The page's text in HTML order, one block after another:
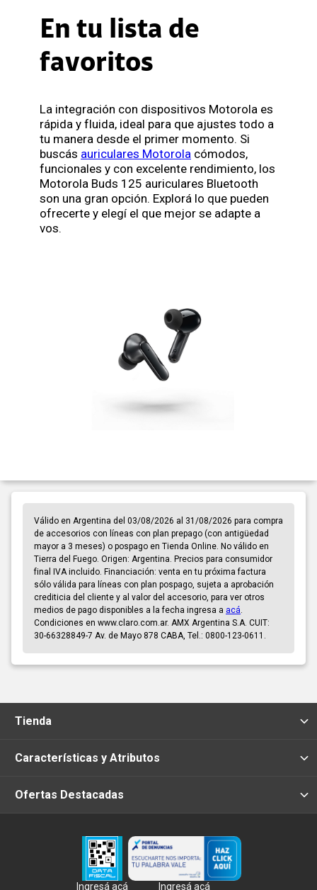
En tu lista de
favoritos
La integración con dispositivos Motorola es
rápida y fluida, ideal para que ajustes todo a
tu manera desde el primer momento. Si
buscás auriculares Motorola cómodos,
funcionales y con excelente rendimiento, los
Motorola Buds 125 auriculares Bluetooth
son una gran opción. Explorá lo que pueden
ofrecerte y elegí el que mejor se adapte a
vos.
Válido en Argentina del 03/08/2026 al 31/08/2026 para compra
de accesorios con líneas con plan prepago (con antigüedad
mayor a 3 meses) o pospago en Tienda Online. No válido en
Tierra del Fuego. Origen: Argentina. Precios para consumidor
final IVA incluido. Financiación: venta en tu próxima factura
sólo válida para líneas con plan pospago, sujeta a aprobación
crediticia del cliente y al valor del accesorio, para ver otros
medios de pago disponibles a la fecha ingresa a acá
Condiciones en www.claro.com.ar. AMX Argentina S.A. CUIT:
30-66328849-7 Av. de Mayo 878 CABA, Tel.: 0800-123-0611.
Tienda
Características y Atributos
Ofertas Destacadas
Ingresá acá Ingresá acá